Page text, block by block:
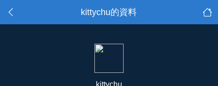
kittychu的資料
kittychu